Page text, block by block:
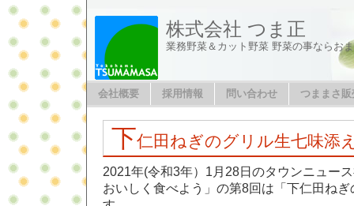
株式会社 つま正
業務野菜＆カット野菜 野菜の事ならお
会社概要 採用情報 問い合わせ つままさ
下仁田ねぎのグリル生七味添
2021年(令和3年）1月28日のタウンニュー
おいしく食べよう」の第8回は「下仁田ね